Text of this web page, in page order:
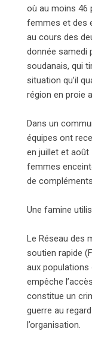
où au moins 46
femmes et des
au cours des
donnée samedi
soudanais, qui
situation qu’il
région en proie
Dans un
équipes ont
en juillet et août
femmes
de
Une famine
Le Réseau des
soutien rapide
aux populations
empêche
constitue un
guerre au
l’organisation.